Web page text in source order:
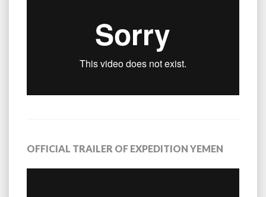
OFFICIAL TRAILER OF EXPEDITION YEMEN